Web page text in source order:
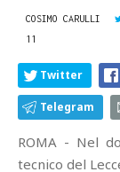
COSIMO CARULLI
11
Twitter
Telegram
ROMA - Nel
tecnico del